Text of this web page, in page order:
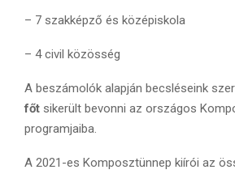
– 7 szakképző és középiskola
– 4 civil közösség
A beszámolók alapján becsléseink
főt sikerült bevonni az országos
programjaiba.
A 2021-es Komposztünnep kiírói az